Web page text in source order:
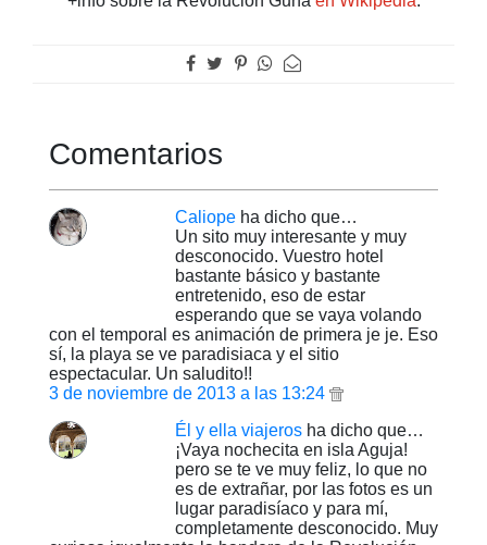
Comentarios
Caliope ha dicho que…
Un sito muy interesante y muy
desconocido. Vuestro hotel
bastante básico y bastante
entretenido, eso de estar
esperando que se vaya volando
con el temporal es animación de primera je je. Eso
sí, la playa se ve paradisiaca y el sitio
espectacular. Un saludito!!
3 de noviembre de 2013 a las 13:24
Él y ella viajeros ha dicho que…
¡Vaya nochecita en isla Aguja!
pero se te ve muy feliz, lo que no
es de extrañar, por las fotos es un
lugar paradisíaco y para mí,
completamente desconocido. Muy